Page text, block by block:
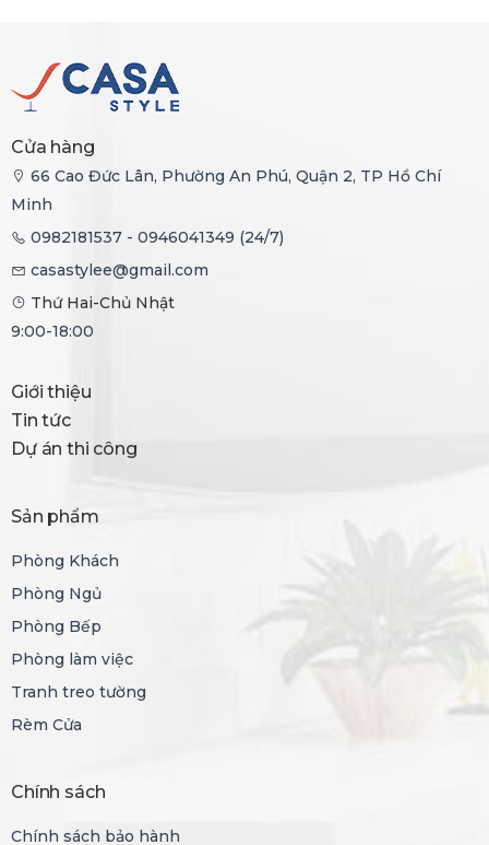
Cửa hàng
66 Cao Đức Lân, Phường An Phú, Quận 2, TP Hồ Chí
Minh
0982181537 - 0946041349 (24/7)
casastylee@gmail.com
Thứ Hai-Chủ Nhật
9:00-18:00
Giới thiệu
Tin tức
Dự án thi công
Sản phẩm
Phòng Khách
Phòng Ngủ
Phòng Bếp
Phòng làm việc
Tranh treo tường
Rèm Cửa
Chính sách
Chính sách bảo hành